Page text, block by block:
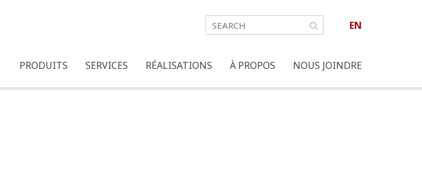
EN
PRODUITS SERVICES RÉALISATIONS À PROPOS NOUS JOINDRE